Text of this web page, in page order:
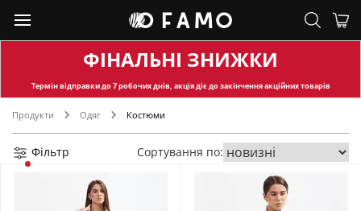
ФІНАЛЬНІ ЗНИЖКИ
Термін відправкидо 7 робочих днів, акція діє до закінчення акційних товарів
Продукти Одяг Костюми
Фільтр Сортування по: